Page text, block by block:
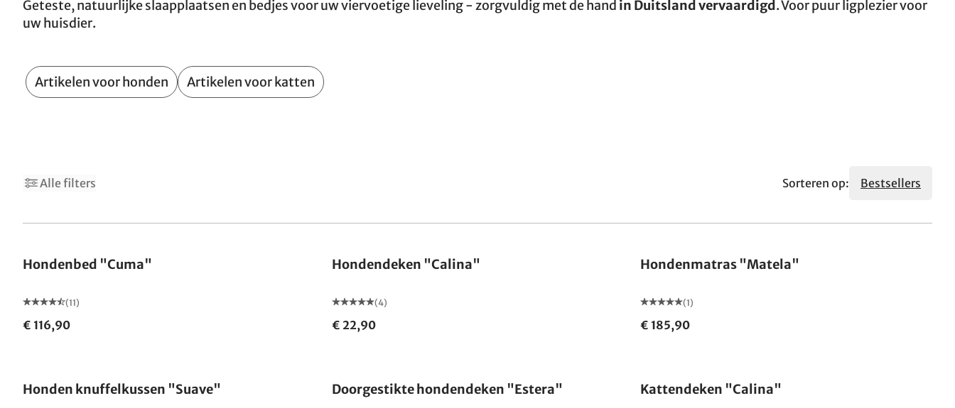
Geteste, natuurlijke slaapplaatsen en bedjes voor uw viervoetige lieveling - zorgvuldig met de hand in Duitsland vervaardigd. Voor puur ligplezier voor
uw huisdier.
Artikelen voor honden Artikelen voor katten
Alle filters Sorteren op: Bestsellers
Hondenbed "Cuma"
(11)
€ 116,90
Hondendeken "Calina"
(4)
€ 22,90
Hondenmatras "Matela"
(1)
€ 185,90
Honden knuffelkussen "Suave" Doorgestikte hondendeken "Estera" Kattendeken "Calina"